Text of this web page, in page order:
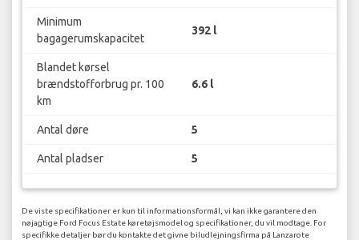
Minimum
bagagerumskapacitet
392 l
Blandet kørsel
brændstofforbrug pr. 100
km
6.6 l
Antal døre 5
Antal pladser 5
De viste specifikationer er kun til informationsformål, vi kan ikke garantere den
nøjagtige Ford Focus Estate køretøjsmodel og specifikationer, du vil modtage. For
specifikke detaljer bør du kontakte det givne biludlejningsfirma på Lanzarote